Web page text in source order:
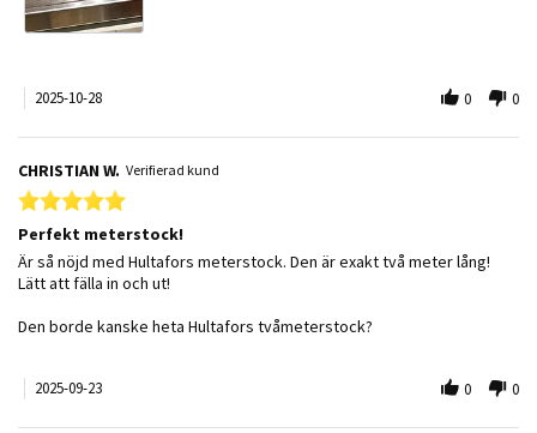
2025-10-28 0 0
CHRISTIAN W. Verifierad kund
5.0 star rating
Perfekt meterstock!
Review by CHRISTIAN W. on 23 Sep 2025
review stating Perfekt meterstock!
Är så nöjd med Hultafors meterstock. Den är exakt två meter lång!
Lätt att fälla in och ut!
Den borde kanske heta Hultafors tvåmeterstock?
2025-09-23 0 0